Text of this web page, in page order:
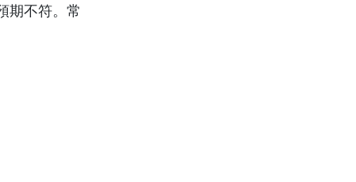
期不符。常